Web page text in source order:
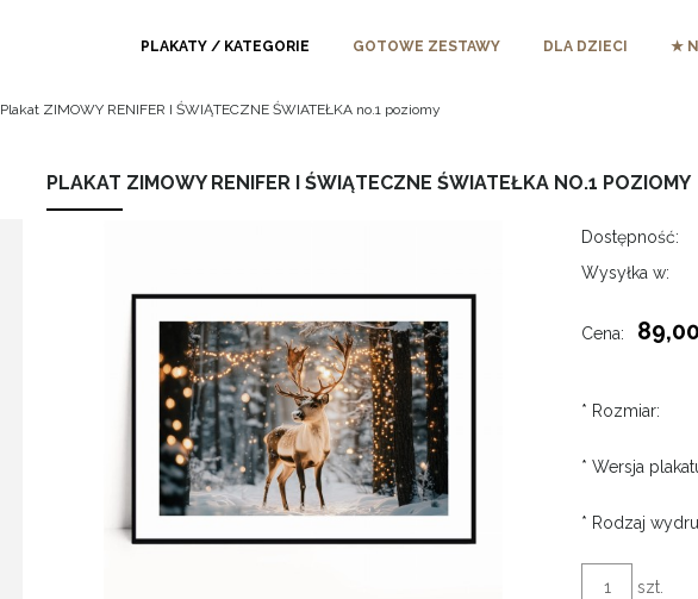
PLAKATY / KATEGORIE GOTOWE ZESTAWY DLA DZIECI ★
Plakat ZIMOWY RENIFER I ŚWIĄTECZNE ŚWIATEŁKA no.1 poziomy
PLAKAT ZIMOWY RENIFER I ŚWIĄTECZNE ŚWIATEŁKA NO.1 POZIOMY
Dostępność:
Wysyłka w:
Cena:
* Rozmiar:
* Wersja
* Rodzaj
szt.